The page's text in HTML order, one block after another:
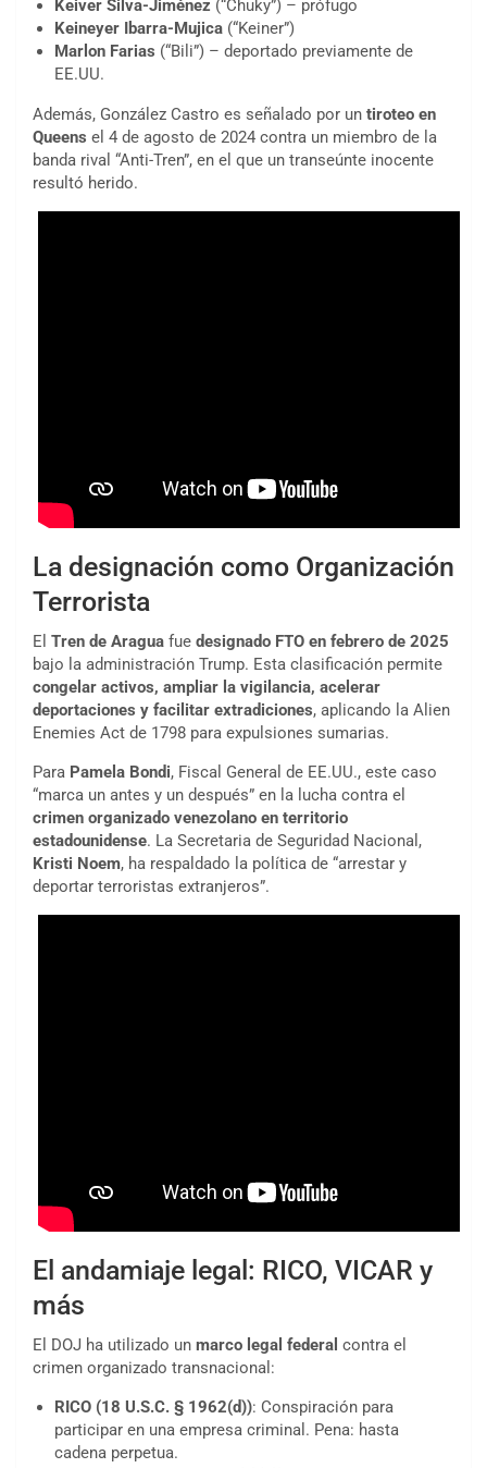
Keiver Silva-Jiménez (“Chuky”) – prófugo
Keineyer Ibarra-Mujica (“Keiner”)
Marlon Farias (“Bili”) – deportado previamente de
EE.UU.
Además, González Castro es señalado por un tiroteo en
Queens el 4 de agosto de 2024 contra un miembro de la
banda rival “Anti-Tren”, en el que un transeúnte inocente
resultó herido.
La designación como Organización
Terrorista
El Tren de Aragua fue designado FTO en febrero de 2025
bajo la administración Trump. Esta clasificación permite
congelar activos, ampliar la vigilancia, acelerar
deportaciones y facilitar extradiciones, aplicando la Alien
Enemies Act de 1798 para expulsiones sumarias.
Para Pamela Bondi, Fiscal General de EE.UU., este caso
“marca un antes y un después” en la lucha contra el
crimen organizado venezolano en territorio
estadounidense. La Secretaria de Seguridad Nacional,
Kristi Noem, ha respaldado la política de “arrestar y
deportar terroristas extranjeros”.
El andamiaje legal: RICO, VICAR y
más
El DOJ ha utilizado un marco legal federal contra el
crimen organizado transnacional:
RICO (18 U.S.C. § 1962(d)): Conspiración para
participar en una empresa criminal. Pena: hasta
cadena perpetua.